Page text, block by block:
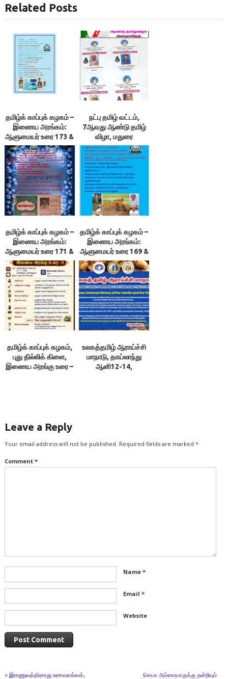
Related Posts
தமிழ்க் காப்புக் கழகம் –
இணைய அரங்கம்:
ஆளுமையர் உரை 173 &
174 ; நூலரங்கம்
நட்பு தமிழ் வட்டம்,
7ஆவது ஆண்டு தமிழ்
விழா, மதுரை
தமிழ்க் காப்புக் கழகம் –
இணைய அரங்கம்:
ஆளுமையர் உரை 171 &
172 ; நூலரங்கம்
தமிழ்க் காப்புக் கழகம் –
இணைய அரங்கம்:
ஆளுமையர் உரை 169 &
170 ; நூலரங்கம்
தமிழ்க் காப்புக் கழகம்,
புது தில்லிக் கிளை,
இணைய அரங்கு உரை –
உலகத்தமிழ் ஆராய்ச்சி
மாநாடு, தாய்லாந்து
ஆனி12-14,
Leave a Reply
Your email address will not be published. Required fields are marked *
Comment *
Name *
Email *
Website
« இராணுவத்தினரது உணவகங்கள்,
செயா அம்மையாருக்கு நன்றியும்